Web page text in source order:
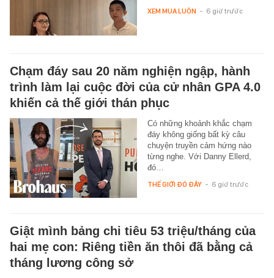
XEM MUA LUÔN - 6 giờ trước
Chạm đáy sau 20 năm nghiện ngập, hành
trình làm lại cuộc đời của cử nhân GPA 4.0
khiến cả thế giới thán phục
Có những khoảnh khắc chạm
đáy không giống bất kỳ câu
chuyện truyền cảm hứng nào
từng nghe. Với Danny Ellerd,
đó…
THẾ GIỚI ĐÓ ĐÂY - 6 giờ trước
Giật mình bảng chi tiêu 53 triệu/tháng của
hai mẹ con: Riêng tiền ăn thôi đã bằng cả
tháng lương công sở